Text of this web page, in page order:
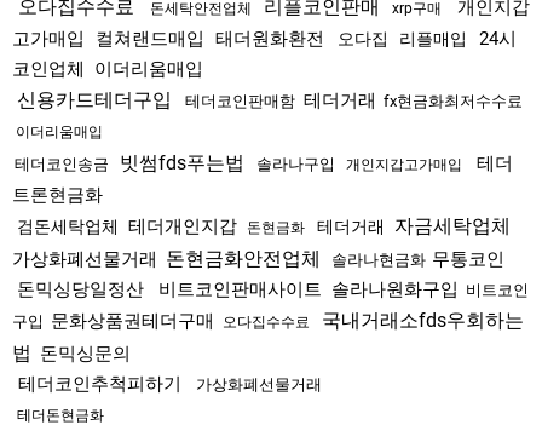
오다집수수료
돈세탁안전업체 리플코인판매 xrp구매
개인지갑
고가매입
컬쳐랜드매입 태더원화환전 오다집 리플매입
24시
코인업체
이더리움매입
신용카드테더구입 테더코인판매함 테더거래 fx현금화최저수수료
이더리움매입
테더코인송금 빗썸fds푸는법 솔라나구입 개인지갑고가매입
테더
트론현금화
검돈세탁업체 테더개인지갑 돈현금화 테더거래 자금세탁업체
가상화폐선물거래 돈현금화안전업체 솔라나현금화 무통코인
돈믹싱당일정산
비트코인판매사이트 솔라나원화구입 비트코인
구입 문화상품권테더구매 오다집수수료
국내거래소fds우회하는
법 돈믹싱문의
테더코인추척피하기
가상화폐선물거래
테더돈현금화